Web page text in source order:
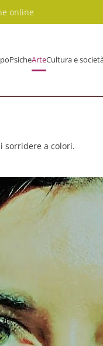
online
PsicheArteCultura e
sorridere a colori.